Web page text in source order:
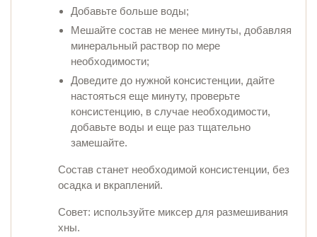
Добавьте больше воды;
Мешайте состав не менее минуты, добавляя
минеральный раствор по мере
необходимости;
Доведите до нужной консистенции, дайте
настояться еще минуту, проверьте
консистенцию, в случае необходимости,
добавьте воды и еще раз тщательно
замешайте.
Состав станет необходимой консистенции, без
осадка и вкраплений.
Совет: используйте миксер для размешивания
хны.